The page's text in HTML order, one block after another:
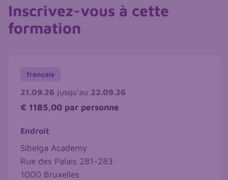
Inscrivez-vous à cette
formation
français
21.09.26 jusqu'au 22.09.26
€ 1185,00 par personne
Endroit
Sibelga Academy
Rue des Palais 281-283
1000 Bruxelles